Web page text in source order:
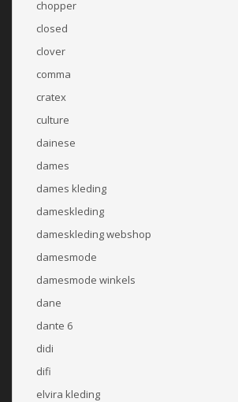
chopper
closed
clover
comma
cratex
culture
dainese
dames
dames kleding
dameskleding
dameskleding webshop
damesmode
damesmode winkels
dane
dante 6
didi
difi
elvira kleding